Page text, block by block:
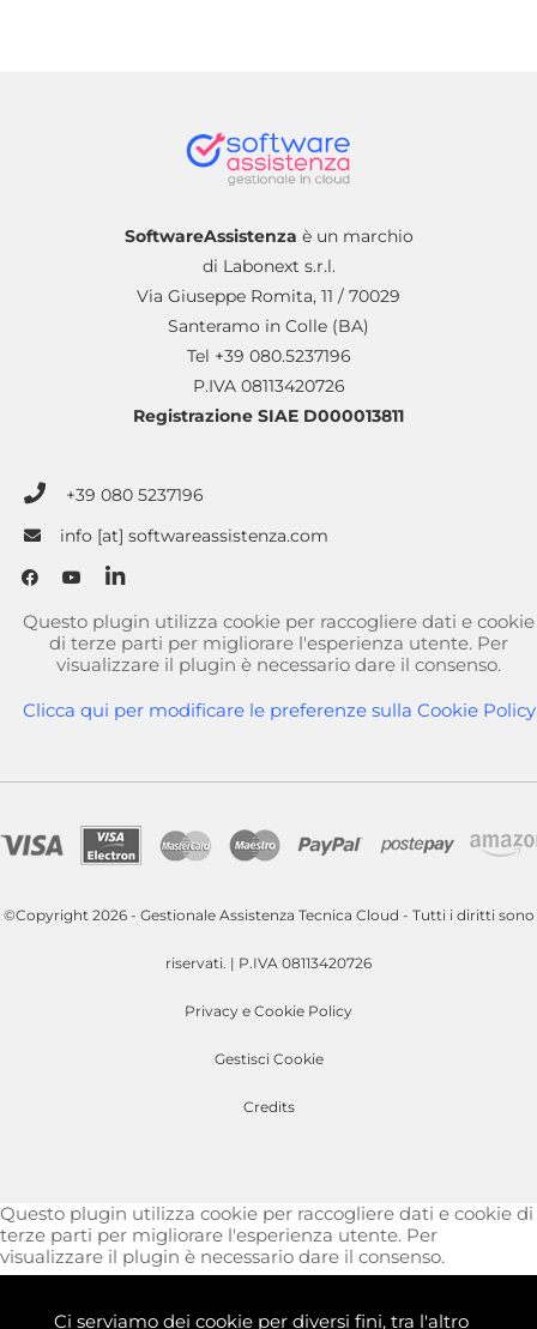
Ci serviamo dei cookie per diversi fini, tra l'altro
SoftwareAssistenza è un marchio
di Labonext s.r.l.
Via Giuseppe Romita, 11 / 70029
Santeramo in Colle (BA)
Tel +39 080.5237196
P.IVA 08113420726
Registrazione SIAE D000013811
+39 080 5237196
info [at] softwareassistenza.com
Questo plugin utilizza cookie per raccogliere dati e cookie
di terze parti per migliorare l'esperienza utente. Per
visualizzare il plugin è necessario dare il consenso.
Clicca qui per modificare le preferenze sulla Cookie Policy
©Copyright 2026 - Gestionale Assistenza Tecnica Cloud - Tutti i diritti sono
riservati. | P.IVA 08113420726
Privacy e Cookie Policy
Gestisci Cookie
Credits
Questo plugin utilizza cookie per raccogliere dati e cookie di
terze parti per migliorare l'esperienza utente. Per
visualizzare il plugin è necessario dare il consenso.